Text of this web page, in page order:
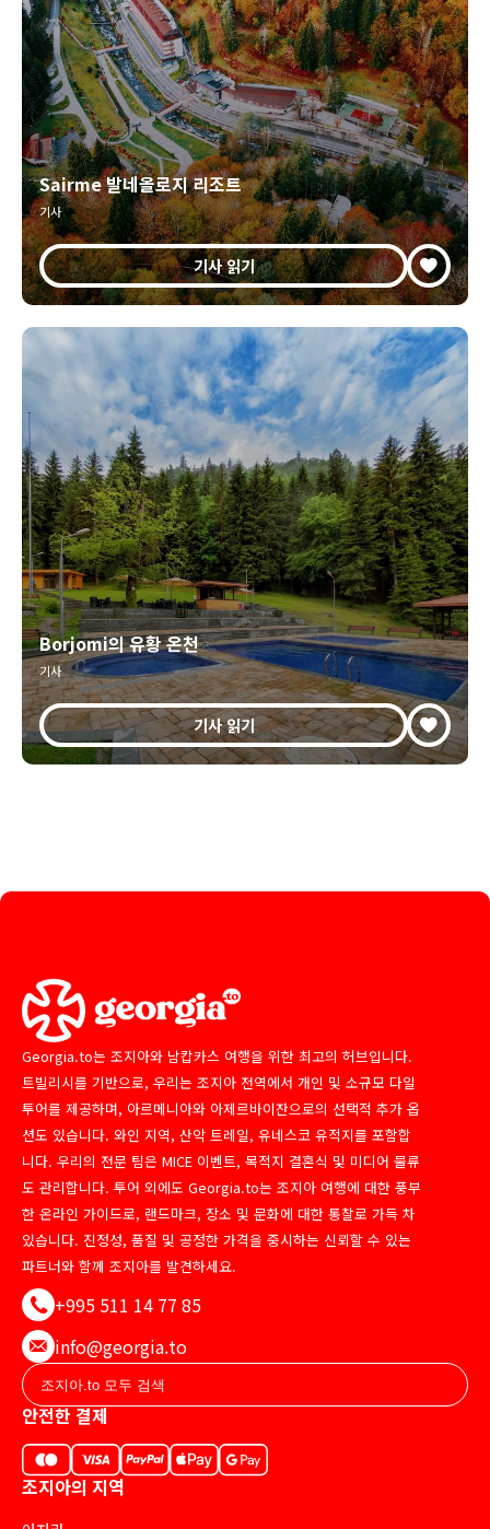
Sairme 발네올로지 리조트
기사
기사 읽기
Borjomi의 유황 온천
기사
기사 읽기
Georgia.to는 조지아와 남캅카스 여행을 위한 최고의 허브입니다.
트빌리시를 기반으로, 우리는 조지아 전역에서 개인 및 소규모 다일
투어를 제공하며, 아르메니아와 아제르바이잔으로의 선택적 추가 옵
션도 있습니다. 와인 지역, 산악 트레일, 유네스코 유적지를 포함합
니다. 우리의 전문 팀은 MICE 이벤트, 목적지 결혼식 및 미디어 물류
도 관리합니다. 투어 외에도 Georgia.to는 조지아 여행에 대한 풍부
한 온라인 가이드로, 랜드마크, 장소 및 문화에 대한 통찰로 가득 차
있습니다. 진정성, 품질 및 공정한 가격을 중시하는 신뢰할 수 있는
파트너와 함께 조지아를 발견하세요.
+995 511 14 77 85
info@georgia.to
안전한 결제
조지아의 지역